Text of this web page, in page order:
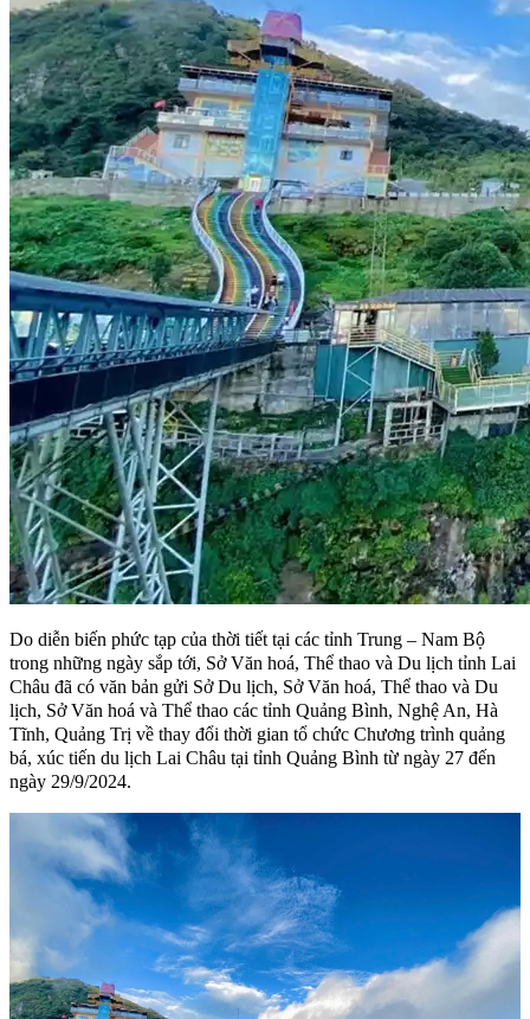
Do diễn biến phức tạp của thời tiết tại các tỉnh Trung – Nam Bộ
trong những ngày sắp tới, Sở Văn hoá, Thể thao và Du lịch tỉnh Lai
Châu đã có văn bản gửi Sở Du lịch, Sở Văn hoá, Thể thao và Du
lịch, Sở Văn hoá và Thể thao các tỉnh Quảng Bình, Nghệ An, Hà
Tĩnh, Quảng Trị về thay đổi thời gian tổ chức Chương trình quảng
bá, xúc tiến du lịch Lai Châu tại tỉnh Quảng Bình từ ngày 27 đến
ngày 29/9/2024.